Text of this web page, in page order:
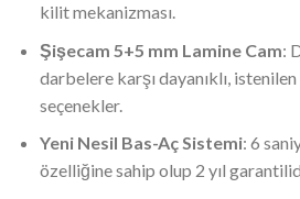
kilit mekanizması.
Şişecam 5+5 mm Lamine Cam:
darbelere karşı dayanıklı,
seçenekler.
Yeni Nesil Bas-Aç Sistemi: 6
özelliğine sahip olup 2 yıl